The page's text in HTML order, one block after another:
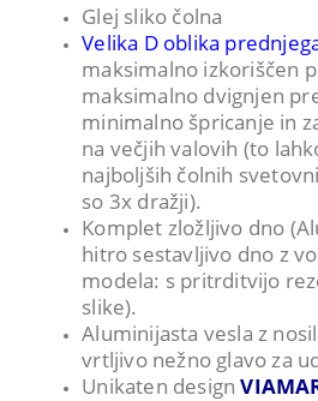
Glej sliko čolna
Velika D oblika
maksimalno izkoriščen
maksimalno dvignjen
minimalno špricanje in
na večjih valovih (to
najboljših čolnih
so 3x dražji).
Komplet zložljivo dno
hitro sestavljivo dno z
modela: s pritrditvijo
slike).
Aluminijasta vesla z
vrtljivo nežno glavo za
Unikaten design